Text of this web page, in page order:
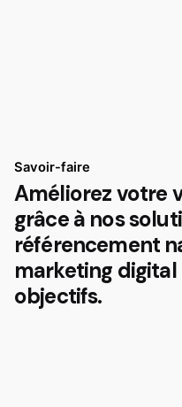
Savoir-faire
Améliorez votre
grâce à nos
référencement
marketing digital
objectifs.